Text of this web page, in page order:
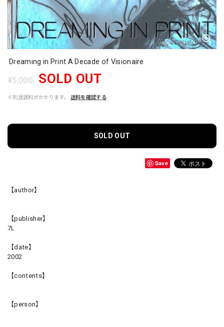
Dreaming in Print A Decade of Visionaire
¥5,000 SOLD OUT
※別途送料がかかります。 送料を確認する
SOLD OUT
Save
【author】
【publisher】
7L
【date】
2002
【contents】
【person】